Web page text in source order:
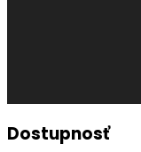
Dostupnosť